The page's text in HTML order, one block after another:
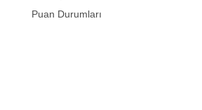
Puan Durumları